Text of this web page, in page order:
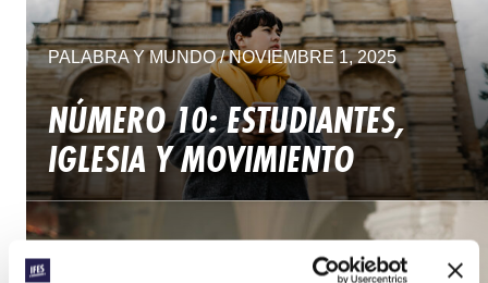
PALABRA Y MUNDO / NOVIEMBRE 1, 2025
NÚMERO 10: ESTUDIANTES,
IGLESIA Y MOVIMIENTO